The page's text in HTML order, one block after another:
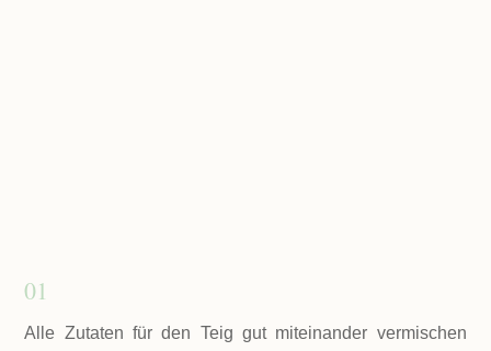
01
Alle Zutaten für den Teig gut miteinander vermischen